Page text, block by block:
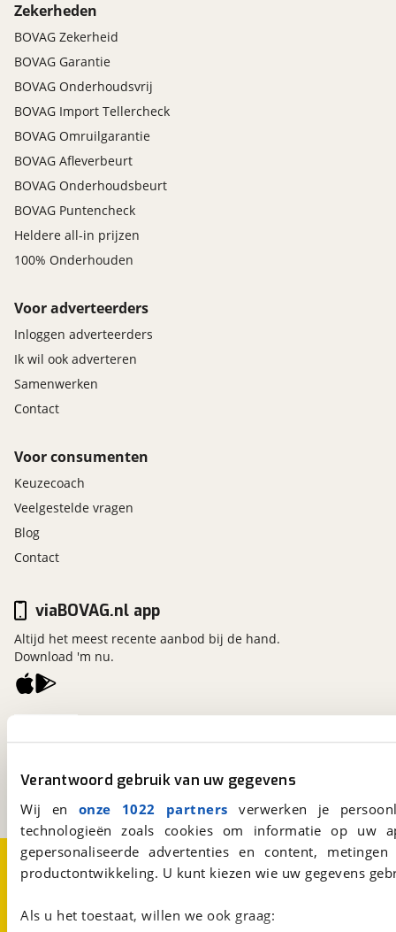
Verantwoord gebruik van uw gegevens
Wij en onze 1022 partners verwerken je
technologieën zoals cookies om informatie op
gepersonaliseerde advertenties en content,
productontwikkeling. U kunt kiezen wie uw gegevens
Als u het toestaat, willen we ook graag:
Zekerheden
BOVAG Zekerheid
BOVAG Garantie
BOVAG Onderhoudsvrij
BOVAG Import Tellercheck
BOVAG Omruilgarantie
BOVAG Afleverbeurt
BOVAG Onderhoudsbeurt
BOVAG Puntencheck
Heldere all-in prijzen
100% Onderhouden
Voor adverteerders
Inloggen adverteerders
Ik wil ook adverteren
Samenwerken
Contact
Voor consumenten
Keuzecoach
Veelgestelde vragen
Blog
Contact
Een initiatief van
viaBOVAG.nl app
Altijd het meest recente aanbod bij de hand.
Download 'm nu.
Over viaBOVAG.nlDisclaimer- en Privacyverklaring
CookievoorkeurenVacatures